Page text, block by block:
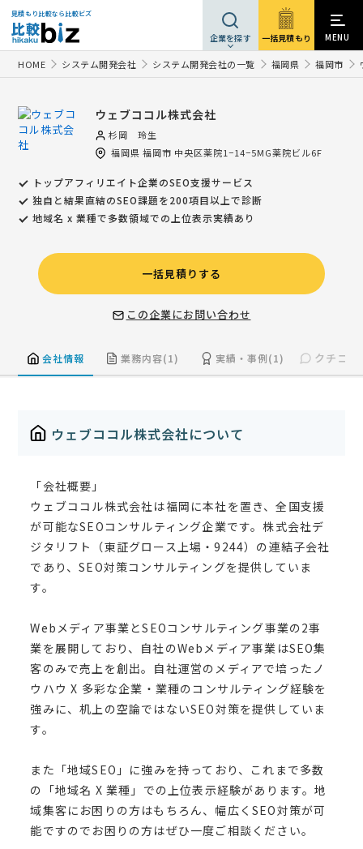
見積もり比較なら比較ビズ
企業を探す 一括見積もり MENU
HOME システム開発会社 システム開発会社の一覧 福岡県 福岡市
ウェブココル株式会社
杉岡 玲生
福岡県 福岡市 中央区薬院1−14−5MG薬院ビル6F
トップアフィリエイト企業のSEO支援サービス
独自と結果直結のSEO課題を200項目以上で診断
地域名 x 業種で多数領域での上位表示実績あり
一括見積りする
この企業にお問い合わせ
会社情報 業務内容(1) 実績・事例(1) クチコ
ウェブココル株式会社について
「会社概要」
ウェブココル株式会社は福岡に本社を置き、全国支援
が可能なSEOコンサルティング企業です。株式会社デ
ジタリフト（東証グロース上場・9244）の連結子会社
であり、SEO対策コンサルティングを提供していま
す。
Webメディア事業とSEOコンサルティング事業の2事
業を展開しており、自社のWebメディア事業はSEO集
客のみで売上を創出。自社運営のメディアで培ったノ
ウハウ X 多彩な企業・業種のコンサルティング経験を
強みに、机上の空論ではないSEO対策を提供していま
す。
また「地域SEO」に強みを持っており、これまで多数
の「地域名 X 業種」での上位表示経験があります。地
域集客にお困りの方はもちろん、幅広くSEO対策が可
能ですのでお困りの方はぜひ一度ご相談ください。